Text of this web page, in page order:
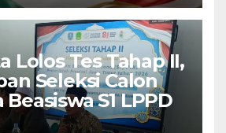
Lolos Tes Tahap II,
Seleksi Calon
S1 LPPD